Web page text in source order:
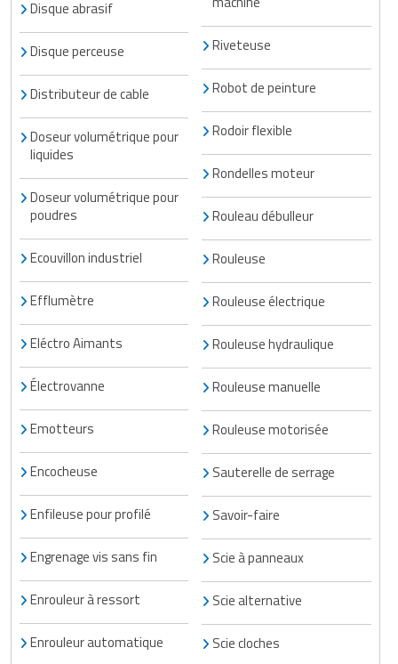
Disque abrasif
Disque perceuse
Distributeur de cable
Doseur volumétrique pour
liquides
Doseur volumétrique pour
poudres
Ecouvillon industriel
Efflumètre
Eléctro Aimants
Électrovanne
Emotteurs
Encocheuse
Enfileuse pour profilé
Engrenage vis sans fin
Enrouleur à ressort
Enrouleur automatique
Riveteuse
Robot de peinture
Rodoir flexible
Rondelles moteur
Rouleau débulleur
Rouleuse
Rouleuse électrique
Rouleuse hydraulique
Rouleuse manuelle
Rouleuse motorisée
Sauterelle de serrage
Savoir-faire
Scie à panneaux
Scie alternative
Scie cloches